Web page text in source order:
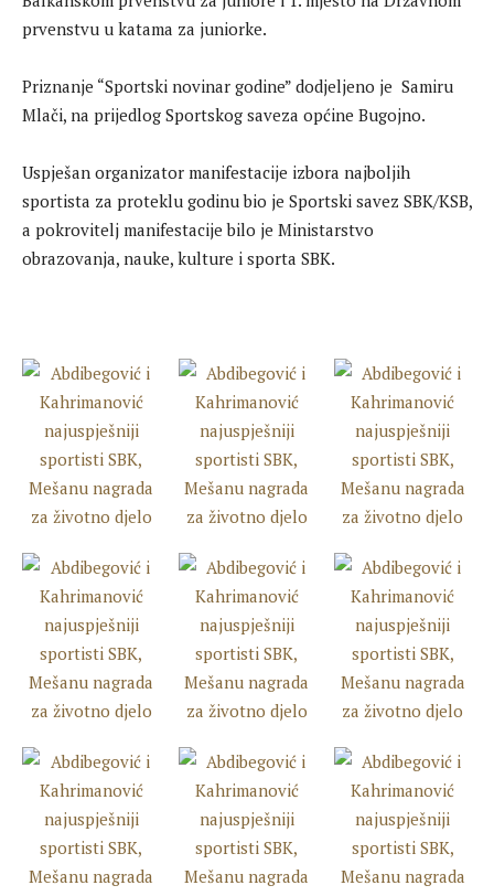
prvenstvu u katama za juniorke.
Priznanje “Sportski novinar godine” dodjeljeno je Samiru
Mlači, na prijedlog Sportskog saveza općine Bugojno.
Uspješan organizator manifestacije izbora najboljih
sportista za proteklu godinu bio je Sportski savez SBK/KSB,
a pokrovitelj manifestacije bilo je Ministarstvo
obrazovanja, nauke, kulture i sporta SBK.